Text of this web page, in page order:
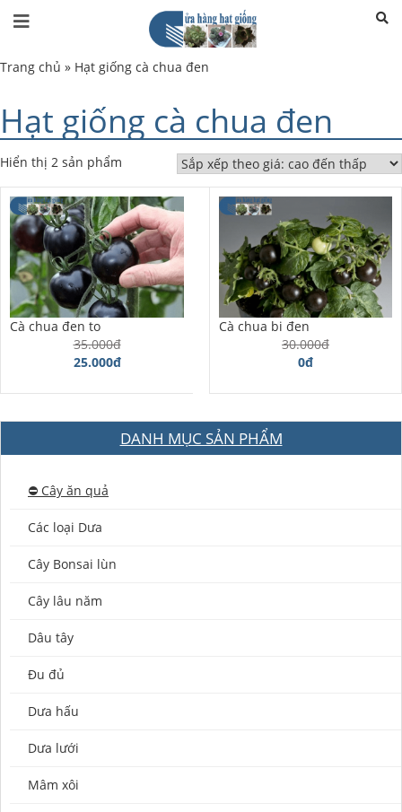
Trang chủ » Hạt giống cà chua đen
Hạt giống cà chua đen
Hiển thị 2 sản phẩm
Cà chua đen to
35.000đ
25.000đ
Cà chua bi đen
30.000đ
0đ
DANH MỤC SẢN PHẨM
⛔️ Cây ăn quả
Các loại Dưa
Cây Bonsai lùn
Cây lâu năm
Dâu tây
Đu đủ
Dưa hấu
Dưa lưới
Mâm xôi